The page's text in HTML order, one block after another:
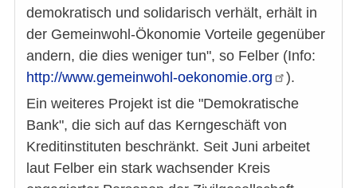
demokratisch und solidarisch verhält, erhält in
der Gemeinwohl-Ökonomie Vorteile gegenüber
andern, die dies weniger tun", so Felber (Info:
http://www.gemeinwohl-oekonomie.org
).
Ein weiteres Projekt ist die "Demokratische
Bank", die sich auf das Kerngeschäft von
Kreditinstituten beschränkt. Seit Juni arbeitet
laut Felber ein stark wachsender Kreis